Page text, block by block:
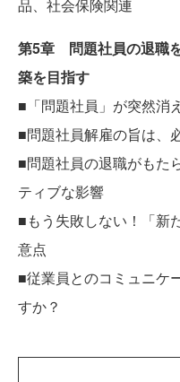
品、社会保険関連
第5章 問題社員の退職
築を目指す
■「問題社員」が突然消
■問題社員解雇の旨は、
■問題社員の退職がもた
ティブな影響
■もう失敗しない！「新
意点
■従業員とのコミュニケ
すか？